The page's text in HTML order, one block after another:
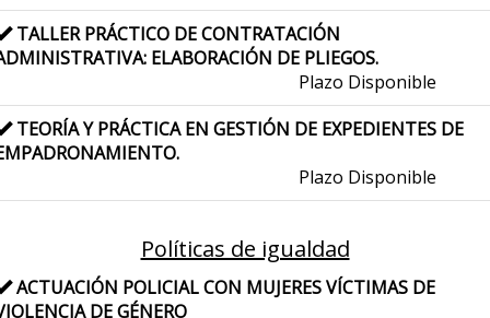
TALLER PRÁCTICO DE CONTRATACIÓN
ELABORACIÓN DE PLIEGOS.
Plazo Disponible
TEORÍA Y PRÁCTICA EN GESTIÓN DE EXPEDIENTES DE
Plazo Disponible
Políticas de igualdad
ACTUACIÓN POLICIAL CON MUJERES VÍCTIMAS DE
DE GÉNERO